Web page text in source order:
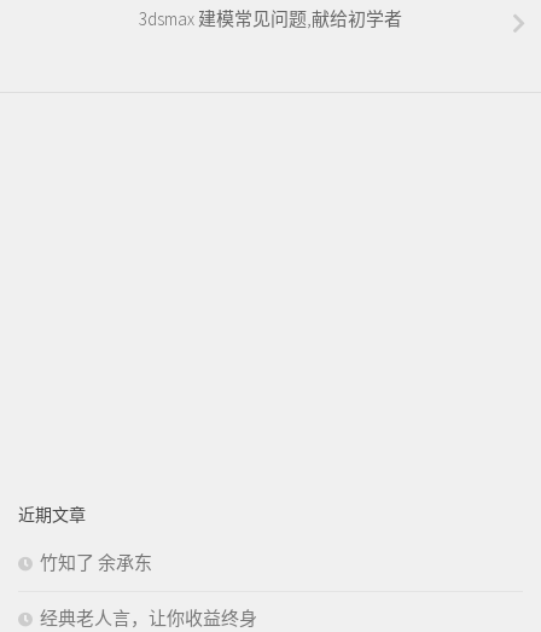
3dsmax 建模常见问题,献给初学者
近期文章
竹知了 余承东
经典老人言，让你收益终身